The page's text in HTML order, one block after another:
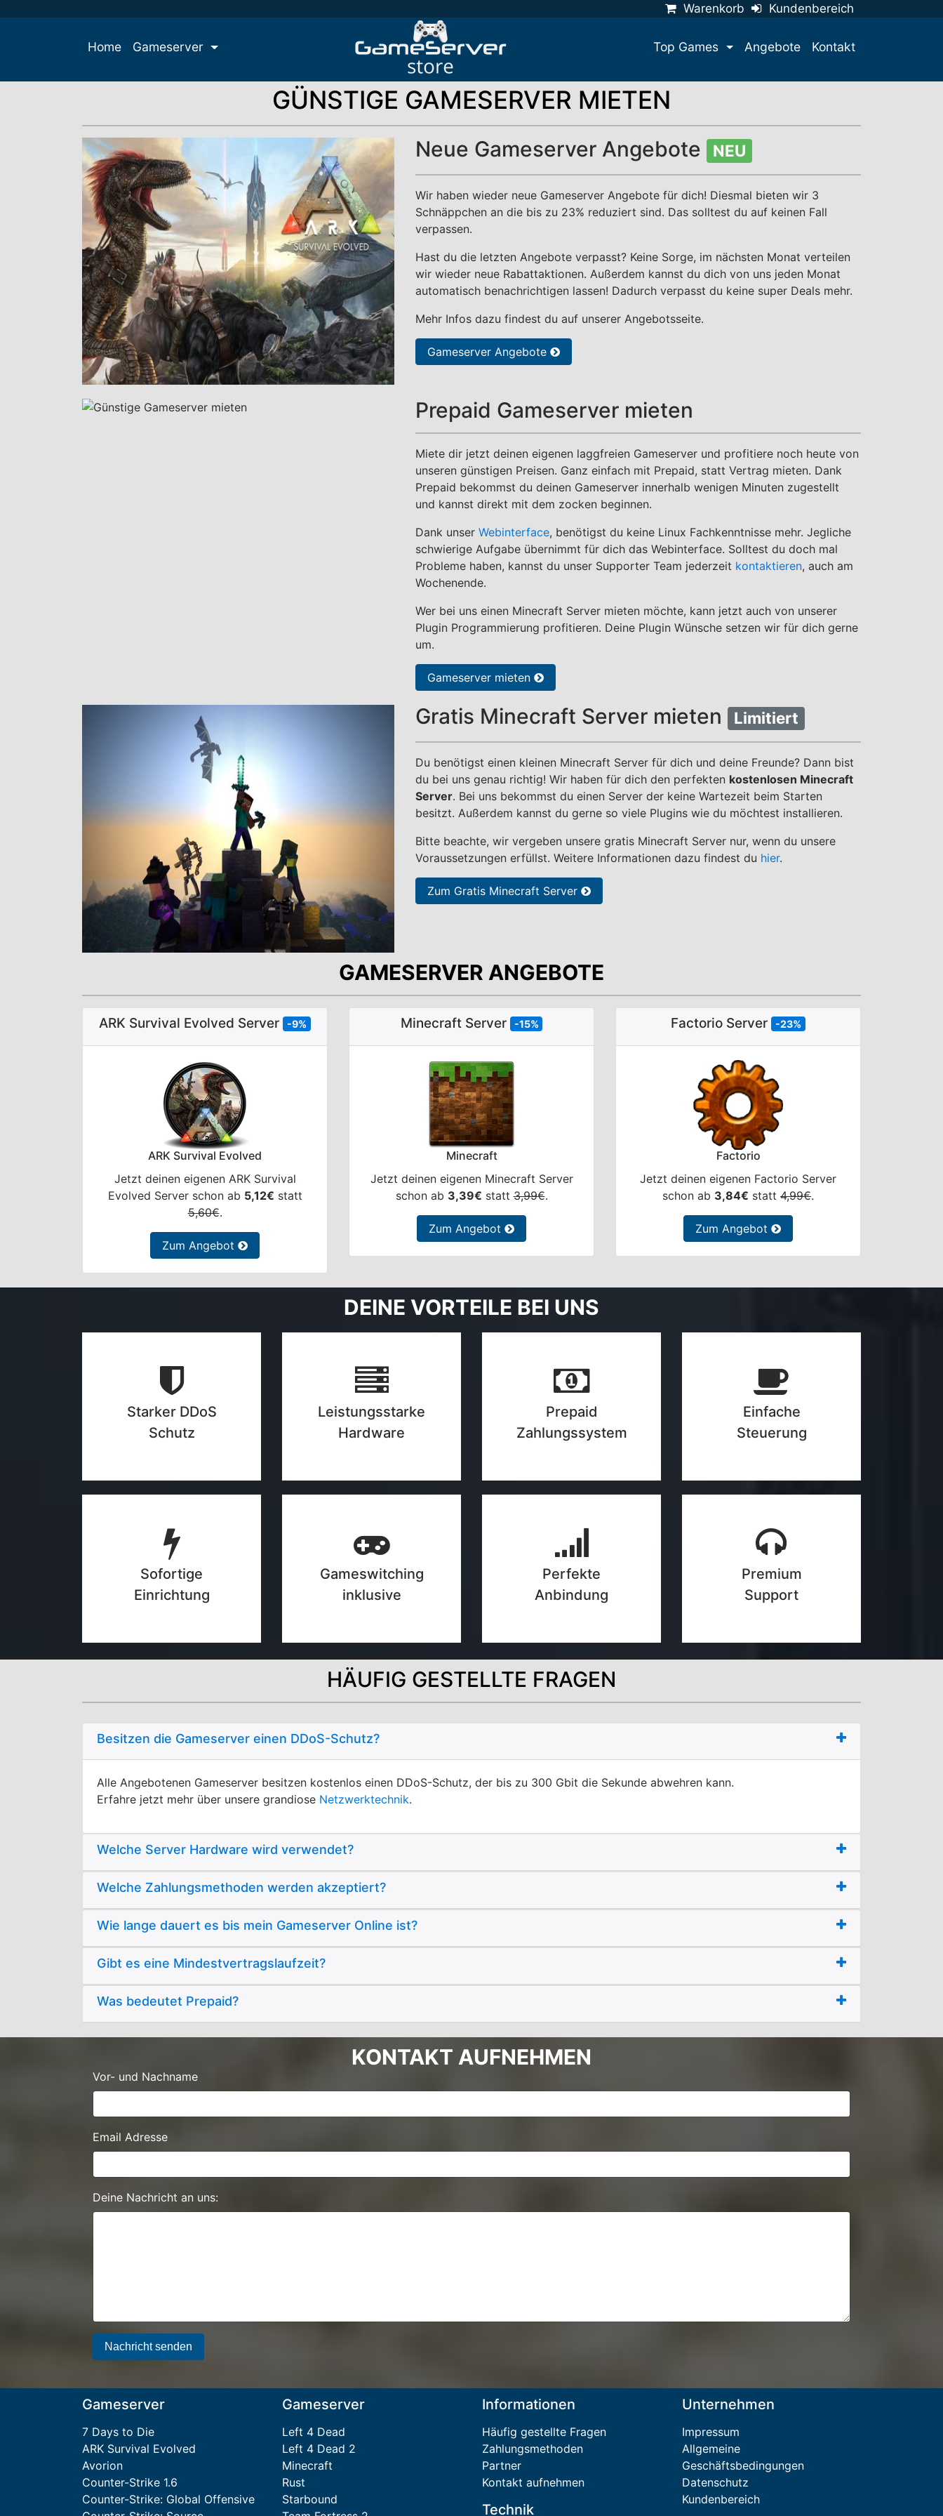
Warenkorb Kundenbereich
Home Gameserver Top Games Angebote Kontakt
GÜNSTIGE GAMESERVER MIETEN
Neue Gameserver Angebote NEU
Wir haben wieder neue Gameserver Angebote für dich! Diesmal bieten wir 3
Schnäppchen an die bis zu 23% reduziert sind. Das solltest du auf keinen Fall
verpassen.
Hast du die letzten Angebote verpasst? Keine Sorge, im nächsten Monat verteilen
wir wieder neue Rabattaktionen. Außerdem kannst du dich von uns jeden Monat
automatisch benachrichtigen lassen! Dadurch verpasst du keine super Deals mehr.
Mehr Infos dazu findest du auf unserer Angebotsseite.
Gameserver Angebote
Prepaid Gameserver mieten
Miete dir jetzt deinen eigenen laggfreien Gameserver und profitiere noch heute von
unseren günstigen Preisen. Ganz einfach mit Prepaid, statt Vertrag mieten. Dank
Prepaid bekommst du deinen Gameserver innerhalb wenigen Minuten zugestellt
und kannst direkt mit dem zocken beginnen.
Dank unser Webinterface, benötigst du keine Linux Fachkenntnisse mehr. Jegliche
schwierige Aufgabe übernimmt für dich das Webinterface. Solltest du doch mal
Probleme haben, kannst du unser Supporter Team jederzeit kontaktieren, auch am
Wochenende.
Wer bei uns einen Minecraft Server mieten möchte, kann jetzt auch von unserer
Plugin Programmierung profitieren. Deine Plugin Wünsche setzen wir für dich gerne
um.
Gameserver mieten
Gratis Minecraft Server mieten Limitiert
Du benötigst einen kleinen Minecraft Server für dich und deine Freunde? Dann bist
du bei uns genau richtig! Wir haben für dich den perfekten kostenlosen Minecraft
Server. Bei uns bekommst du einen Server der keine Wartezeit beim Starten
besitzt. Außerdem kannst du gerne so viele Plugins wie du möchtest installieren.
Bitte beachte, wir vergeben unsere gratis Minecraft Server nur, wenn du unsere
Voraussetzungen erfüllst. Weitere Informationen dazu findest du hier.
Zum Gratis Minecraft Server
GAMESERVER ANGEBOTE
ARK Survival Evolved Server -9%
ARK Survival Evolved
Jetzt deinen eigenen ARK Survival
Evolved Server schon ab 5,12€ statt
5,60€.
Zum Angebot
Minecraft Server -15%
Minecraft
Jetzt deinen eigenen Minecraft Server
schon ab 3,39€ statt3,99€.
Zum Angebot
Factorio Server -23%
Factorio
Jetzt deinen eigenen Factorio Server
schon ab 3,84€ statt 4,99€.
Zum Angebot
DEINE VORTEILE BEI UNS
Starker DDoS
Schutz
Leistungsstarke
Hardware
Prepaid
Zahlungssystem
Einfache
Steuerung
Sofortige
Einrichtung
Gameswitching
inklusive
Perfekte
Anbindung
Premium
Support
HÄUFIG GESTELLTE FRAGEN
Besitzen die Gameserver einen DDoS-Schutz?
Alle Angebotenen Gameserver besitzen kostenlos einen DDoS-Schutz, der bis zu 300 Gbit die Sekunde abwehren kann.
Erfahre jetzt mehr über unsere grandiose Netzwerktechnik.
Welche Server Hardware wird verwendet?
Welche Zahlungsmethoden werden akzeptiert?
Wie lange dauert es bis mein Gameserver Online ist?
Gibt es eine Mindestvertragslaufzeit?
Was bedeutet Prepaid?
KONTAKT AUFNEHMEN
Vor- und Nachname
Email Adresse
Deine Nachricht an uns:
Nachricht senden
Gameserver
7 Days to Die
ARK Survival Evolved
Avorion
Counter-Strike 1.6
Counter-Strike: Global Offensive
Gameserver
Left 4 Dead
Left 4 Dead 2
Minecraft
Rust
Starbound
Informationen
Häufig gestellte Fragen
Zahlungsmethoden
Partner
Kontakt aufnehmen
Technik
Unternehmen
Impressum
Allgemeine
Geschäftsbedingungen
Datenschutz
Kundenbereich